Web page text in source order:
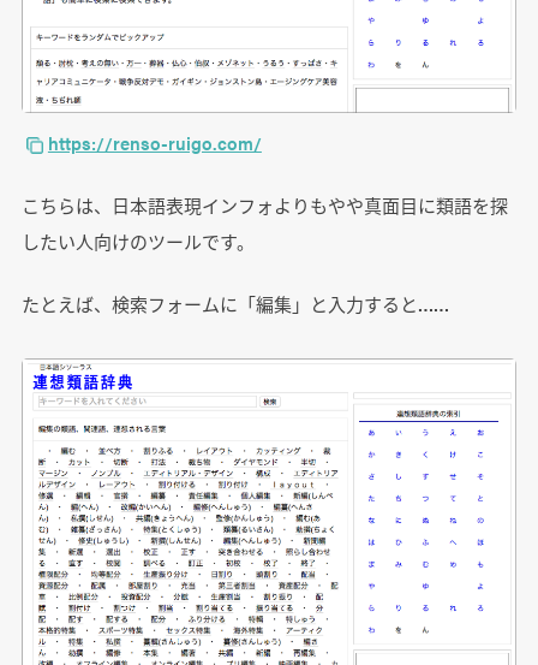
https://renso-ruigo.com/
こちらは、日本語表現インフォよりもやや真面目に類語を探
したい人向けのツールです。
たとえば、検索フォームに「編集」と入力すると……